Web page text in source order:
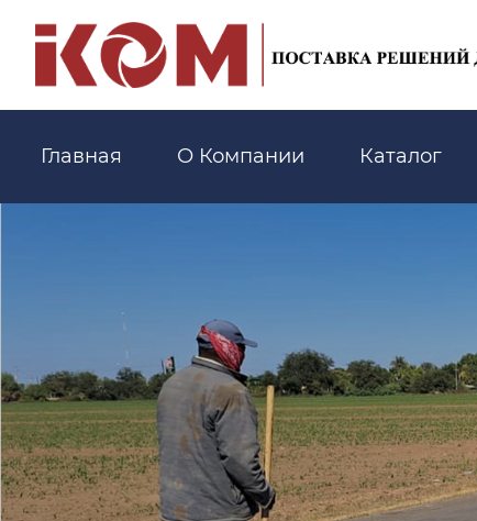
Главная О Компании Каталог